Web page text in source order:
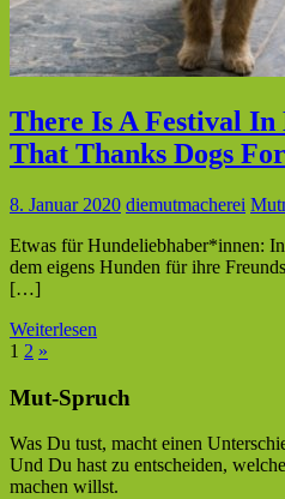
There Is A Festival In
That Thanks Dogs
8. Januar 2020 diemutmacherei
Etwas für Hundeliebhaber*innen:
dem eigens Hunden für ihre
[…]
Weiterlesen
Seitennummerierung
der
Beiträge
1 2 Nächste
»
Mut-Spruch
Was Du tust, macht einen
Und Du hast zu entscheiden,
machen willst.